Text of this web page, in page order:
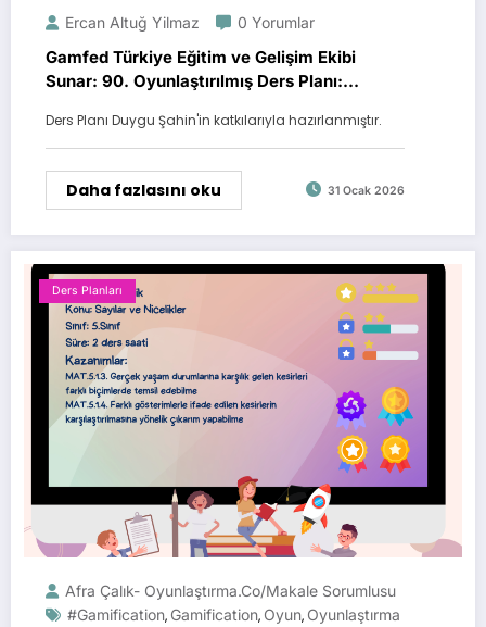
Ercan Altuğ Yilmaz 0 Yorumlar
Gamfed Türkiye Eğitim ve Gelişim Ekibi
Sunar: 90. Oyunlaştırılmış Ders Planı:
Ders Planı Duygu Şahin'in katkılarıyla hazırlanmıştır.
Daha fazlasını oku 31 Ocak 2026
Ders Planları
Afra Çalık- Oyunlaştırma.Co/Makale Sorumlusu
#gamification, Gamification, Oyun, Oyunlaştırma